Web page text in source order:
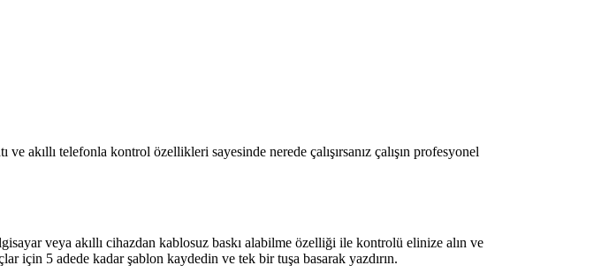
akıllı telefonla kontrol özellikleri sayesinde nerede çalışırsanız çalışın profesyonel
veya akıllı cihazdan kablosuz baskı alabilme özelliği ile kontrolü elinize alın ve
için 5 adede kadar şablon kaydedin ve tek bir tuşa basarak yazdırın.